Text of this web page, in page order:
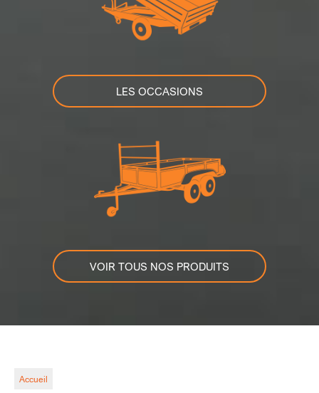
LES OCCASIONS
VOIR TOUS NOS PRODUITS
Accueil